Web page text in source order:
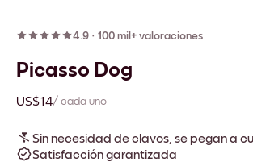
4.9 · 100 mil+ valoraciones
Picasso Dog
US$14/ cada uno
Sin necesidad de clavos, se pegan a
Satisfacción garantizada